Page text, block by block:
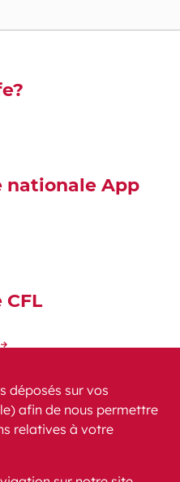
nationale App
déposés sur vos
afin de nous permettre
relatives à votre